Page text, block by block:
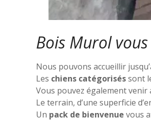
Bois Murol
Nous pouvons accueillir
Les chiens catégoriséssont
Vous pouvez également venir
Le terrain, d’une superficie
Un pack de bienvenue vous